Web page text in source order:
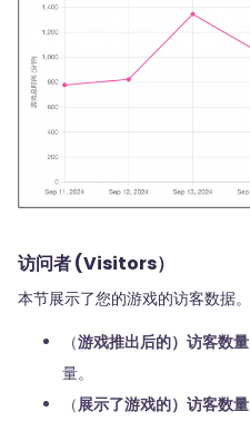
访问者 (Visitors）
本节展示了您的游戏的访客数据。
（游戏推出后的）访客数量
量。
（展示了游戏的）访客数量